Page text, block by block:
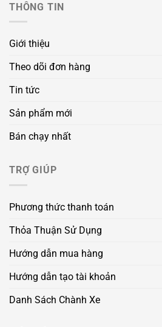
THÔNG TIN
Giới thiệu
Theo dõi đơn hàng
Tin tức
Sản phẩm mới
Bán chạy nhất
TRỢ GIÚP
Phương thức thanh toán
Thỏa Thuận Sử Dụng
Hướng dẫn mua hàng
Hướng dẫn tạo tài khoản
Danh Sách Chành Xe